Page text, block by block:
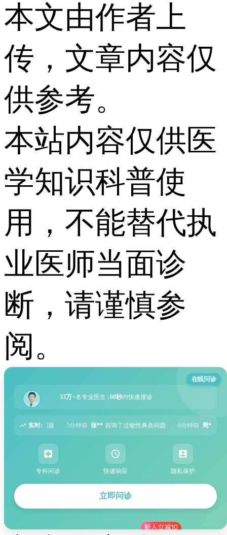
本文由作者上
传，文章内容仅
供参考。
本站内容仅供医
学知识科普使
用，不能替代执
业医师当面诊
断，请谨慎参
阅。
在线问诊
33万+名专业医生 | 60秒内快速接诊
实时:
咨询了过敏性鼻炎问题 6分钟前 周** 咨询了胃痛问题 8分钟前 王**
专科问诊 快速响应 隐私保护
立即问诊